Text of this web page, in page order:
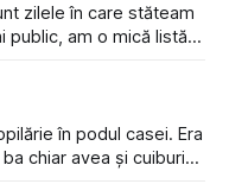
zilele în care stăteam
public, am o mică listă
începute sau în
în podul casei. Era
chiar avea și cuiburi